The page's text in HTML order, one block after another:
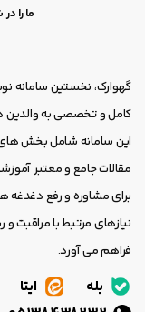
ما را
گهوارک، نخستین سامانه
کامل و تخصصی به والدین
این سامانه شامل بخش
مقالات جامع و معتبر
برای مشاوره و رفع دغدغه
نیازهای مرتبط با مراقبت
فراهم می آورد.
بله ایتا